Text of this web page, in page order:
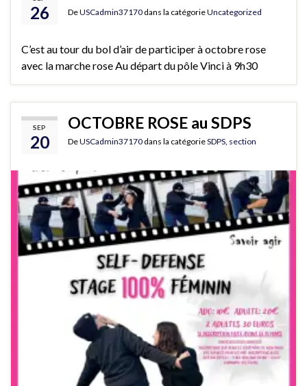
26 DeUSCadmin37170 dans la catégorieUncategorized
C’est au tour du bol d’air de participer à octobre rose
avec la marche rose Au départ du pôle Vinci à 9h30
SEP
20
OCTOBRE ROSE au SDPS
DeUSCadmin37170 dans la catégorieSDPS, section